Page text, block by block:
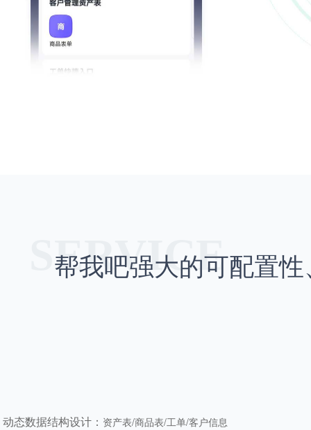
帮我吧强大的可配置
动态数据结构设计： 资产表/商品表/工单/客户信息